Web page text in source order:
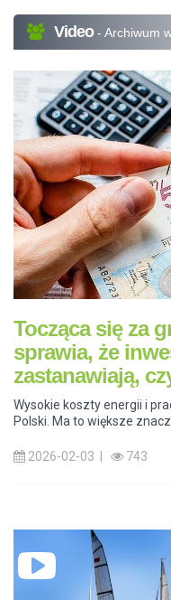
Video- Archiwum
Tocząca się za
sprawia, że
zastanawiają,
Wysokie koszty energii i
Polski. Ma to większe
2026-02-03 | 743